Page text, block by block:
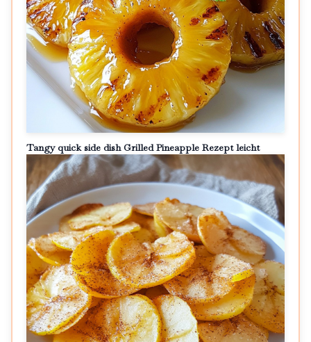
Tangy quick side dish Grilled Pineapple Rezept leicht